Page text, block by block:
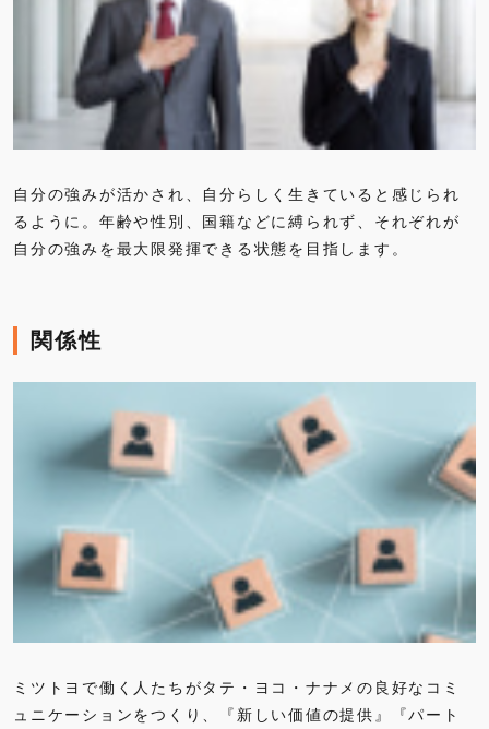
自分の強みが活かされ、自分らしく生きていると感じられ
るように。年齢や性別、国籍などに縛られず、それぞれが
自分の強みを最大限発揮できる状態を目指します。
関係性
ミツトヨで働く人たちがタテ・ヨコ・ナナメの良好なコミ
ュニケーションをつくり、『新しい価値の提供』『パート